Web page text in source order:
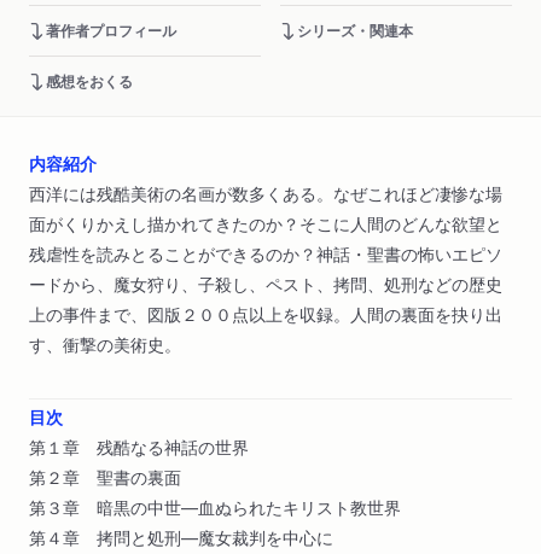
著作者プロフィール シリーズ・関連本
感想をおくる
内容紹介
西洋には残酷美術の名画が数多くある。なぜこれほど凄惨な場
面がくりかえし描かれてきたのか？そこに人間のどんな欲望と
残虐性を読みとることができるのか？神話・聖書の怖いエピソ
ードから、魔女狩り、子殺し、ペスト、拷問、処刑などの歴史
上の事件まで、図版２００点以上を収録。人間の裏面を抉り出
す、衝撃の美術史。
目次
第１章 残酷なる神話の世界
第２章 聖書の裏面
第３章 暗黒の中世―血ぬられたキリスト教世界
第４章 拷問と処刑―魔女裁判を中心に